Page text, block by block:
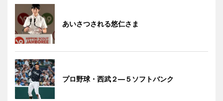
あいさつされる悠仁さま
プロ野球・西武２―５ソフトバンク